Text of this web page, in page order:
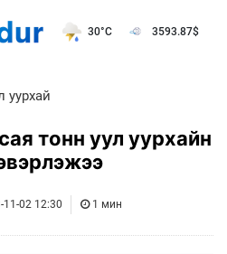
30°C 3593.87$
уурхай
тонн уул уурхайн
11-02 12:30 1 мин